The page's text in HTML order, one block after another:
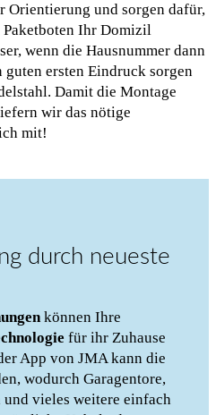
Orientierung und sorgen dafür,
Paketboten Ihr Domizil
wenn die Hausnummer dann
guten ersten Eindruck sorgen
Damit die Montage
wir das nötige
mit!
durch neueste
können Ihre
für ihr Zuhause
App von JMA kann die
wodurch Garagentore,
vieles weitere einfach